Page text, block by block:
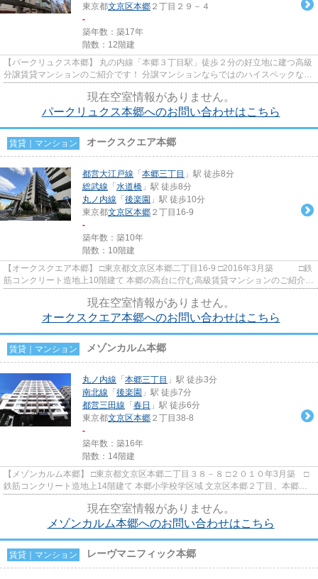
東京都文京区本郷 ２丁目２９－４
-
築年数：築17年
階数：12階建
【パークリュクス本郷】 丸の内線「本郷３丁目駅」徒歩２分の好立地に建つ高級
分譲賃貸マンションのご紹介です！ 分譲マンションならではのハイスペックな充
現在空室情報がありません。
パークリュクス本郷へのお問い合わせはこちら
賃貸｜マンション オークスクエア本郷
都営大江戸線 「 本郷三丁目 」駅 徒歩8分
総武線 「 水道橋 」駅 徒歩8分
丸ノ内線 「 後楽園 」駅 徒歩10分
東京都文京区本郷 ２丁目16-9
-
築年数：築10年
階数：10階建
【オークスクエア本郷】 □東京都文京区本郷二丁目16-9 □2016年3月築 □鉄
筋コンクリート造地上10階建て 本郷の高台に佇む高級賃貸マンションのご紹介で
現在空室情報がありません。
オークスクエア本郷へのお問い合わせはこちら
賃貸｜マンション メゾンカルム本郷
丸ノ内線 「 本郷三丁目 」駅 徒歩3分
南北線 「 後楽園 」駅 徒歩7分
都営三田線 「 春日 」駅 徒歩6分
東京都文京区本郷 ２丁目38-8
-
築年数：築16年
階数：14階建
【メゾンカルム本郷】 □東京都文京区本郷二丁目３８－８ □２０１０年3月築 □
鉄筋コンクリート造地上14階建て 本郷小学校学区域 文京区本郷２丁目、本郷台
現在空室情報がありません。
メゾンカルム本郷へのお問い合わせはこちら
賃貸｜マンション レーヴマニフィック本郷